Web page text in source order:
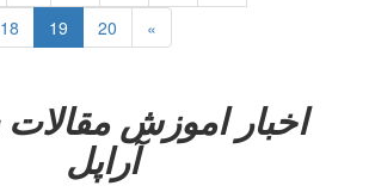
18 19 20 »
اخبار اموزش مقالات
آراپل